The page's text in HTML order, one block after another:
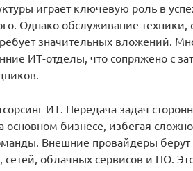
играет ключевую роль в
Однако обслуживание техники,
значительных вложений.
ИТ-отделы, что сопряжено с
ИТ. Передача задач
основном бизнесе, избегая
Внешние провайдеры берут
облачных сервисов и ПО.